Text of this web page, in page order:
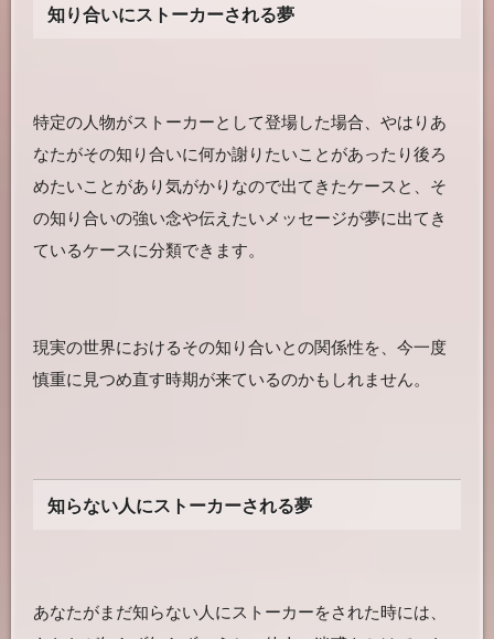
知り合いにストーカーされる夢
特定の人物がストーカーとして登場した場合、やはりあ
なたがその知り合いに何か謝りたいことがあったり後ろ
めたいことがあり気がかりなので出てきたケースと、そ
の知り合いの強い念や伝えたいメッセージが夢に出てき
ているケースに分類できます。
現実の世界におけるその知り合いとの関係性を、今一度
慎重に見つめ直す時期が来ているのかもしれません。
知らない人にストーカーされる夢
あなたがまだ知らない人にストーカーをされた時には、